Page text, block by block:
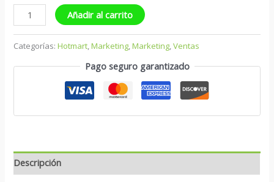
Añadir al carrito
Categorías:Hotmart,Marketing,Marketing,Ventas
Pago seguro garantizado
Descripción